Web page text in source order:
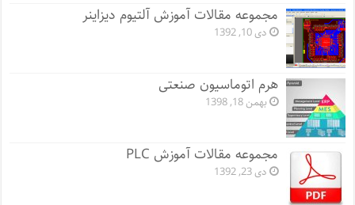
مجموعه مقالات آموزش آلتیوم دیزاینر
دی 10, 1392
هرم اتوماسیون صنعتی
بهمن 18, 1398
مجموعه مقالات آموزش PLC
دی 23, 1392